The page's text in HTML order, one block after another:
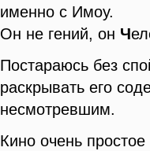
именно с Имоу.
Он не гений, он Ч
Постараюсь без
раскрывать его
несмотревшим.
Кино очень